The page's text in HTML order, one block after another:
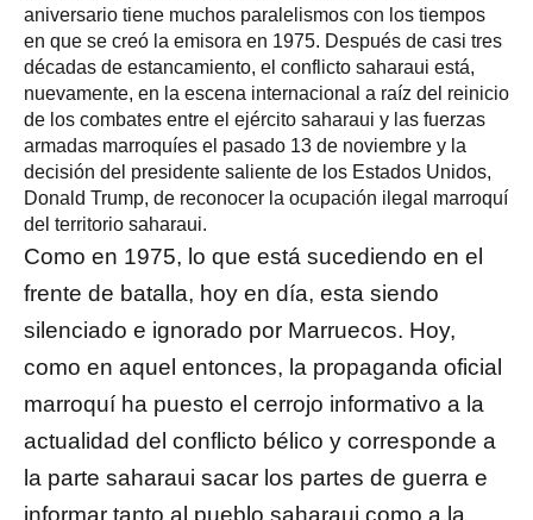
aniversario tiene muchos paralelismos con los tiempos
en que se creó la emisora en 1975. Después de casi tres
décadas de estancamiento, el conflicto saharaui está,
nuevamente, en la escena internacional a raíz del reinicio
de los combates entre el ejército saharaui y las fuerzas
armadas marroquíes el pasado 13 de noviembre y la
decisión del presidente saliente de los Estados Unidos,
Donald Trump, de reconocer la ocupación ilegal marroquí
del territorio saharaui.
Como en 1975, lo que está sucediendo en el
frente de batalla, hoy en día, esta siendo
silenciado e ignorado por Marruecos. Hoy,
como en aquel entonces, la propaganda oficial
marroquí ha puesto el cerrojo informativo a la
actualidad del conflicto bélico y corresponde a
la parte saharaui sacar los partes de guerra e